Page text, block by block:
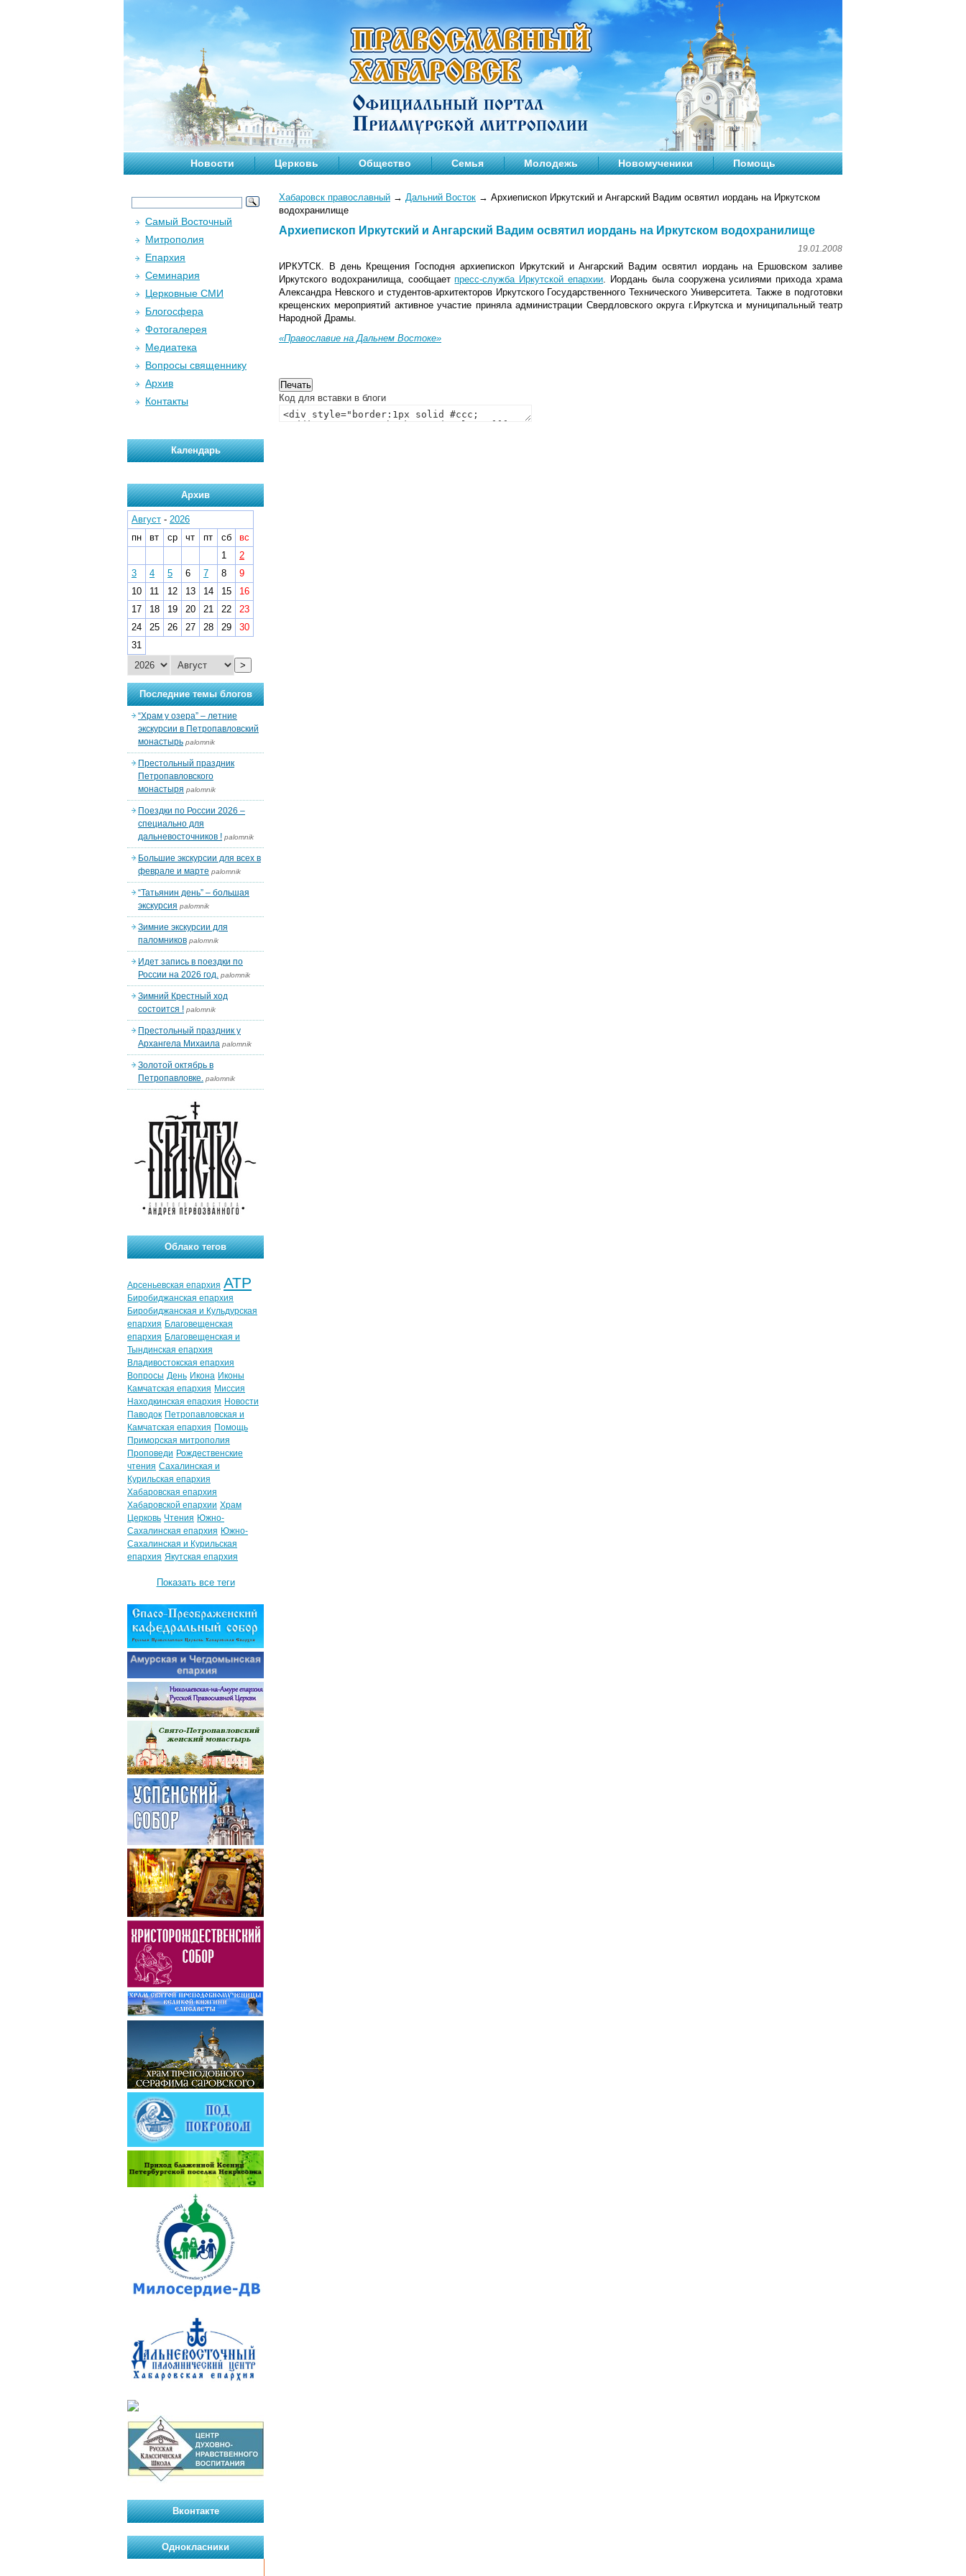
Новости Церковь Общество Семья Молодежь Новомученики Помощь
Хабаровск православный → Дальний Восток → Архиепископ Иркутский и Ангарский Вадим освятил иордань на Иркутском
водохранилище
Архиепископ Иркутский и Ангарский Вадим освятил иордань на Иркутском водохранилище
19.01.2008
ИРКУТСК. В день Крещения Господня архиепископ Иркутский и Ангарский Вадим освятил иордань на Ершовском заливе
Иркутского водохранилища, сообщаетпресс-служба Иркутской епархии. Иордань была сооружена усилиями прихода храма
Александра Невского и студентов-архитекторов Иркутского Государственного Технического Университета. Также в подготовки
крещенских мероприятий активное участие приняла администрации Свердловского округа г.Иркутска и муниципальный театр
Народной Драмы.
«Православие на Дальнем Востоке»
Код для вставки в блоги
Самый Восточный
Митрополия
Епархия
Семинария
Церковные СМИ
Блогосфера
Фотогалерея
Медиатека
Вопросы священнику
Архив
Контакты
Календарь
Архив
Август - 2026
пн
вт ср чт пт сб
вс
1
2
3
4 5 6 7 8
9
10
11 12 13 14 15
16
17
18 19 20 21 22
23
24
25 26 27 28 29
30
31
>
Последние темы блогов
“Храм у озера” – летние
экскурсии в Петропавловский
монастырь palomnik
Престольный праздник
Петропавловского
монастыря palomnik
Поездки по России 2026 –
специально для
дальневосточников ! palomnik
Большие экскурсии для всех в
феврале и марте palomnik
“Татьянин день” – большая
экскурсия palomnik
Зимние экскурсии для
паломников palomnik
Идет запись в поездки по
России на 2026 год. palomnik
Зимний Крестный ход
состоится ! palomnik
Престольный праздник у
Архангела Михаила palomnik
Золотой октябрь в
Петропавловке. palomnik
Облако тегов
Арсеньевская епархия АТР
Биробиджанская епархия
Биробиджанская и Кульдурская
епархия Благовещенская
епархия Благовещенская и
Тындинская епархия
Владивостокская епархия
Вопросы День Икона Иконы
Камчатская епархия Миссия
Находкинская епархия Новости
Паводок Петропавловская и
Камчатская епархия Помощь
Приморская митрополия
Проповеди Рождественские
чтения Сахалинская и
Курильская епархия
Хабаровская епархия
Хабаровской епархии Храм
Церковь Чтения Южно-
Сахалинская епархия Южно-
Сахалинская и Курильская
епархия Якутская епархия
Показать все теги
Вконтакте
Однокласники